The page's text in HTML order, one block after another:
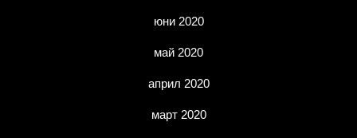
юни 2020
май 2020
април 2020
март 2020